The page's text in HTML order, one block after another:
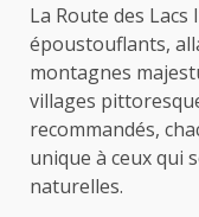
La Route des
époustouflants,
montagnes
villages
recommandés,
unique à ceux qui
naturelles.